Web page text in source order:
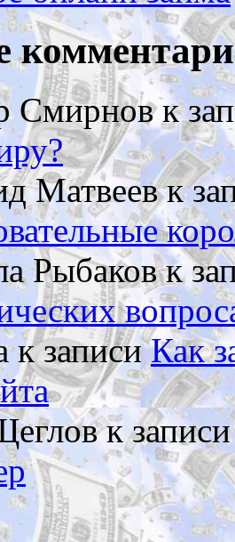
Смирновк
Матвеевк
Рыбаковк
к записиКак
к